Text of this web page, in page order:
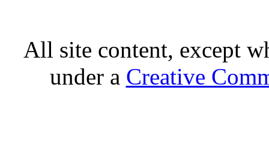
All site content, except
under a Creative